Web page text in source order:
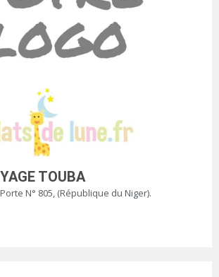
TOUBA
N° 805, (République du Niger).